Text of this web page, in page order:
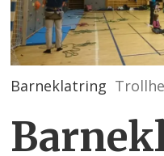
Barneklatring